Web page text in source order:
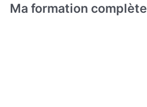
Ma formation complète